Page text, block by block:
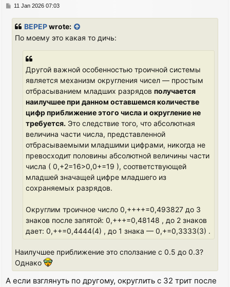
P11 Jan 2026 07:03
BEPEPwrote:
По моему это какая то дичь:
Другой важной особенностью троичной системы
является механизм округления чисел — простым
отбрасыванием младших разрядов получается
наилучшее при данном оставшемся количестве
цифр приближение этого числа и округление не
требуется. Это следствие того, что абсолютная
величина части числа, представленной
отбрасываемыми младшими цифрами, никогда не
превосходит половины абсолютной величины части
числа ( 0,+2=16>0,0+=19 ), соответствующей
младшей значащей цифре младшего из
сохраняемых разрядов.
Округлим троичное число 0,++++=0,493827 до 3
знаков после запятой: 0,+++=0,48148 , до 2 знаков
дает: 0,++=0,4444(4) , до 1 знака — 0,+=0,3333(3) .
Наилучшее приближение это сползание с 0.5 до 0.3?
Однако
А если взглянуть по другому, округлить с 32 трит после